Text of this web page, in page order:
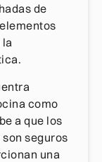
de
como
a que los
seguros
una